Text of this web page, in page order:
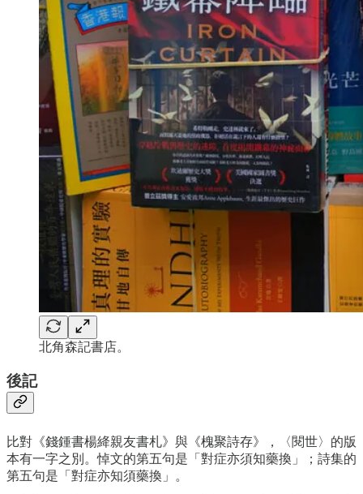
北角森記書店。
後記
比對《錢鍾書楊絳親友書札》與《槐聚詩存》，〈閱世〉的版
本有一字之別。悼文的第五句是「對症亦須知藥換」；詩集的
第五句是「對症亦知須藥換」。